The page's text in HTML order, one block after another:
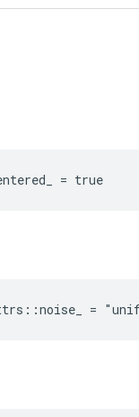
= true
=